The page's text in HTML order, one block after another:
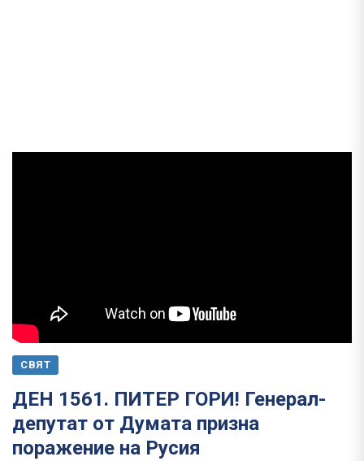
СВЯТ
ДЕН 1561. ПИТЕР ГОРИ! Генерал-
депутат от Думата призна
поражение на Русия